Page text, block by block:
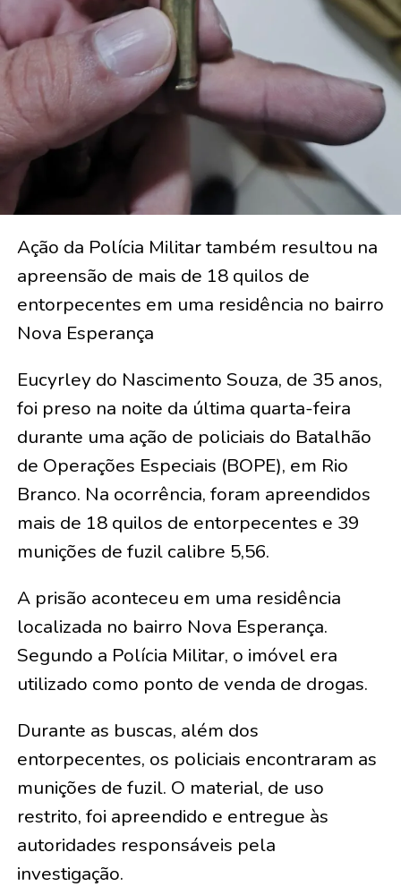
Ação da Polícia Militar também resultou na
apreensão de mais de 18 quilos de
entorpecentes em uma residência no bairro
Nova Esperança
Eucyrley do Nascimento Souza, de 35 anos,
foi preso na noite da última quarta-feira
durante uma ação de policiais do Batalhão
de Operações Especiais (BOPE), em Rio
Branco. Na ocorrência, foram apreendidos
mais de 18 quilos de entorpecentes e 39
munições de fuzil calibre 5,56.
A prisão aconteceu em uma residência
localizada no bairro Nova Esperança.
Segundo a Polícia Militar, o imóvel era
utilizado como ponto de venda de drogas.
Durante as buscas, além dos
entorpecentes, os policiais encontraram as
munições de fuzil. O material, de uso
restrito, foi apreendido e entregue às
autoridades responsáveis pela
investigação.